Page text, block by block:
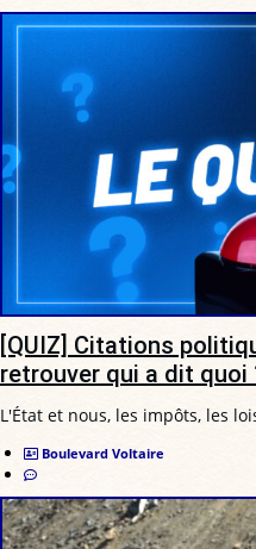
[QUIZ] Citations
retrouver qui a dit quoi
L'État et nous, les impôts, les
Boulevard Voltaire